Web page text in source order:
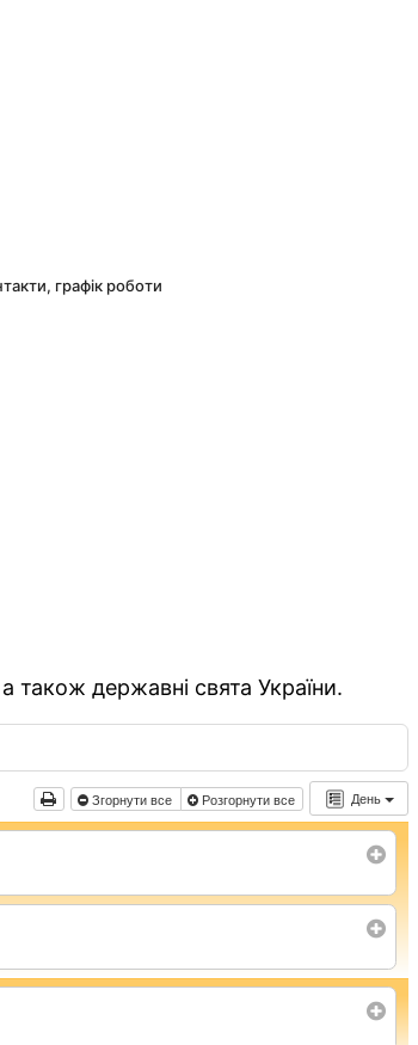
графік роботи
також державні свята України.
День
Згорнути все Розгорнути все